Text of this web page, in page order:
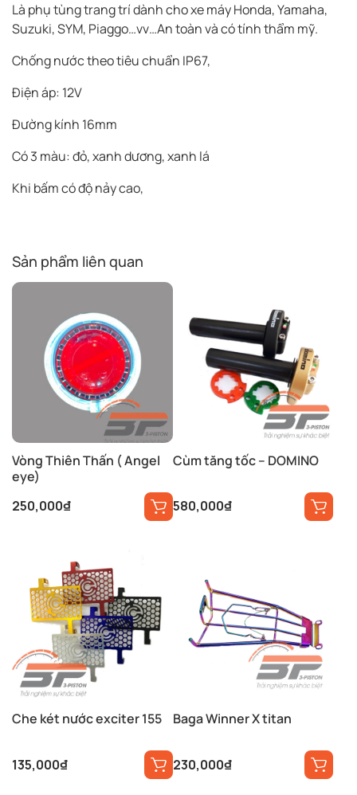
Là phụ tùng trang trí dành cho xe máy Honda, Yamaha,
Suzuki, SYM, Piaggo…vv…An toàn và có tính thẩm mỹ.
Chống nước theo tiêu chuẩn IP67,
Điện áp: 12V
Đường kính 16mm
Có 3 màu: đỏ, xanh dương, xanh lá
Khi bấm có độ nảy cao,
Sản phẩm liên quan
Vòng Thiên Thấn ( Angel
eye)
250,000₫
Cùm tăng tốc – DOMINO
580,000₫
Che két nước exciter 155
135,000₫
Baga Winner X titan
230,000₫